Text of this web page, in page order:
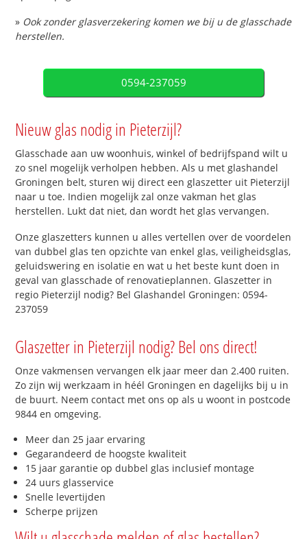
» Ook zonder glasverzekering komen we bij u de glasschade
herstellen.
0594-237059
Nieuw glas nodig in Pieterzijl?
Glasschade aan uw woonhuis, winkel of bedrijfspand wilt u
zo snel mogelijk verholpen hebben. Als u met glashandel
Groningen belt, sturen wij direct een glaszetter uit Pieterzijl
naar u toe. Indien mogelijk zal onze vakman het glas
herstellen. Lukt dat niet, dan wordt het glas vervangen.
Onze glaszetters kunnen u alles vertellen over de voordelen
van dubbel glas ten opzichte van enkel glas, veiligheidsglas,
geluidswering en isolatie en wat u het beste kunt doen in
geval van glasschade of renovatieplannen. Glaszetter in
regio Pieterzijl nodig? Bel Glashandel Groningen: 0594-
237059
Glaszetter in Pieterzijl nodig? Bel ons direct!
Onze vakmensen vervangen elk jaar meer dan 2.400 ruiten.
Zo zijn wij werkzaam in héél Groningen en dagelijks bij u in
de buurt. Neem contact met ons op als u woont in postcode
9844 en omgeving.
Meer dan 25 jaar ervaring
Gegarandeerd de hoogste kwaliteit
15 jaar garantie op dubbel glas inclusief montage
24 uurs glasservice
Snelle levertijden
Scherpe prijzen